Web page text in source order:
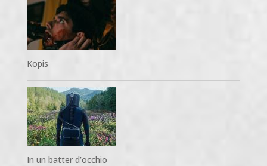
Kopis
In un batter d’occhio